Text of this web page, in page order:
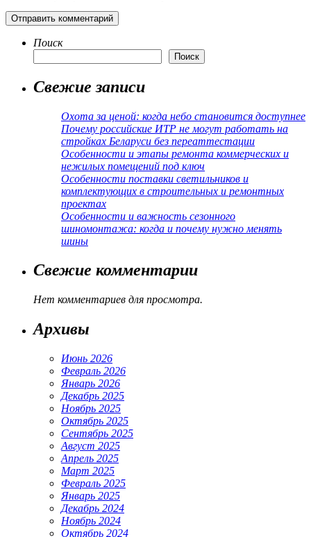
Поиск
Поиск
Свежие записи
Охота за ценой: когда небо становится доступнее
Почему российские ИТР не могут работать на
стройках Беларуси без переаттестации
Особенности и этапы ремонта коммерческих и
нежилых помещений под ключ
Особенности поставки светильников и
комплектующих в строительных и ремонтных
проектах
Особенности и важность сезонного
шиномонтажа: когда и почему нужно менять
шины
Свежие комментарии
Нет комментариев для просмотра.
Архивы
Июнь 2026
Февраль 2026
Январь 2026
Декабрь 2025
Ноябрь 2025
Октябрь 2025
Сентябрь 2025
Август 2025
Апрель 2025
Март 2025
Февраль 2025
Январь 2025
Декабрь 2024
Ноябрь 2024
Октябрь 2024